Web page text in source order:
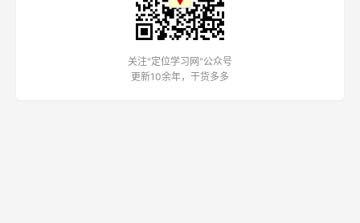
关注"定位学习网"公众号
更新10余年，干货多多